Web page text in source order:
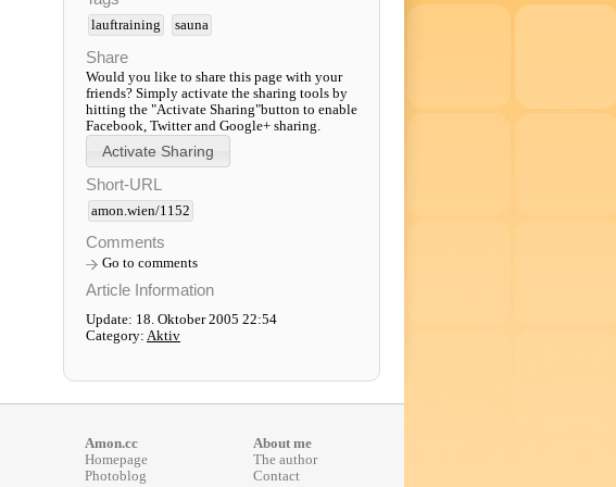
lauftraining sauna
Share
Would you like to share this page with your
friends? Simply activate the sharing tools by
hitting the "Activate Sharing"button to enable
Facebook, Twitter and Google+ sharing.
Short-URL
amon.wien/1152
Comments
Go to comments
Article Information
Update: 18. Oktober 2005 22:54
Category: Aktiv
Amon.cc
Homepage
Photoblog
About me
The author
Contact